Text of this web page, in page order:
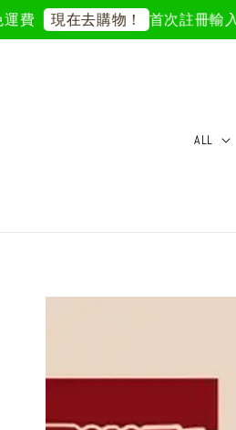
現在去購物！ 首次註冊輸入折
ALL